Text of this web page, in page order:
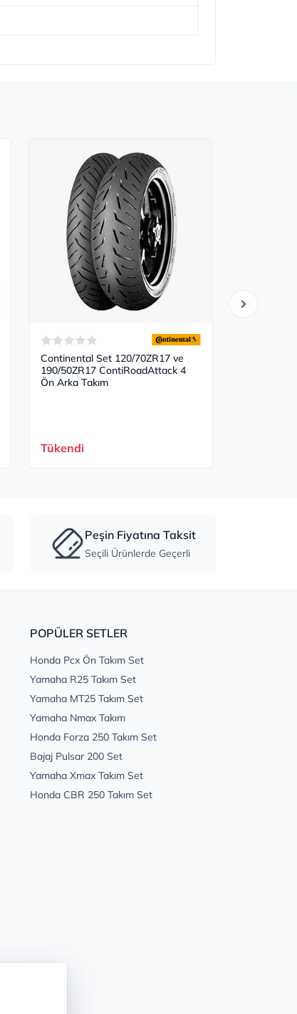
Continental Set 120/70ZR17 ve
190/50ZR17 ContiRoadAttack 4
Ön Arka Takım
Tükendi
Peşin Fiyatına Taksit
Seçili Ürünlerde Geçerli
POPÜLER SETLER
Honda Pcx Ön Takım Set
Yamaha R25 Takım Set
Yamaha MT25 Takım Set
Yamaha Nmax Takım
Honda Forza 250 Takım Set
Bajaj Pulsar 200 Set
Yamaha Xmax Takım Set
Honda CBR 250 Takım Set